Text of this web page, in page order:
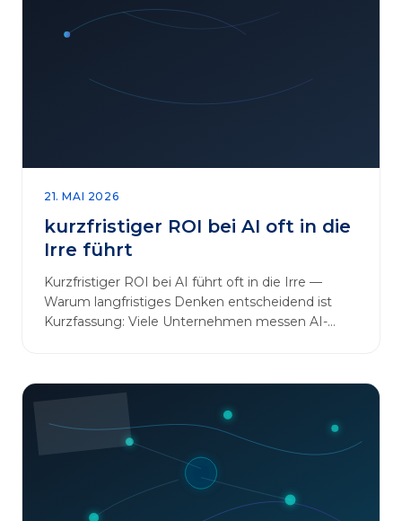
Projekte oft irreführend ist. Außerdem zeigen wir,
21. MAI 2026
kurzfristiger ROI bei AI oft in die
Irre führt
Kurzfristiger ROI bei AI führt oft in die Irre —
Warum langfristiges Denken entscheidend ist
Kurzfassung: Viele Unternehmen messen AI-